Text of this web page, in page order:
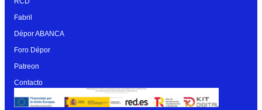
Fabril
Dépor ABANCA
Foro Dépor
Patreon
Contacto